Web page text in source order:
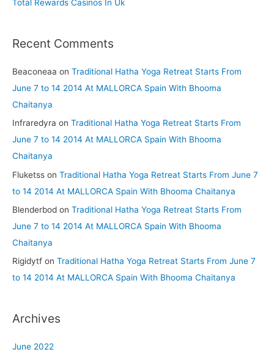
Total Rewards Casinos In Uk
Recent Comments
Beaconeaa on Traditional Hatha Yoga Retreat Starts From
June 7 to 14 2014 At MALLORCA Spain With Bhooma
Chaitanya
Infraredyra on Traditional Hatha Yoga Retreat Starts From
June 7 to 14 2014 At MALLORCA Spain With Bhooma
Chaitanya
Fluketss on Traditional Hatha Yoga Retreat Starts From June 7
to 14 2014 At MALLORCA Spain With Bhooma Chaitanya
Blenderbod on Traditional Hatha Yoga Retreat Starts From
June 7 to 14 2014 At MALLORCA Spain With Bhooma
Chaitanya
Rigidytf on Traditional Hatha Yoga Retreat Starts From June 7
to 14 2014 At MALLORCA Spain With Bhooma Chaitanya
Archives
June 2022